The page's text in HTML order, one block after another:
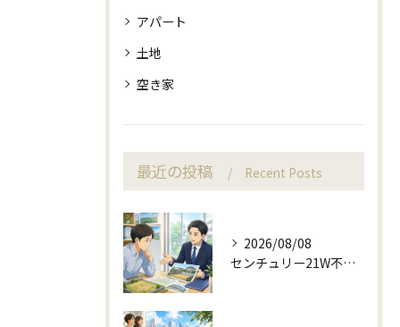
アパート
土地
空き家
最近の投稿 Recent Posts
2026/08/08
センチュリー21W不動産販売で来店予約から土地売却相談